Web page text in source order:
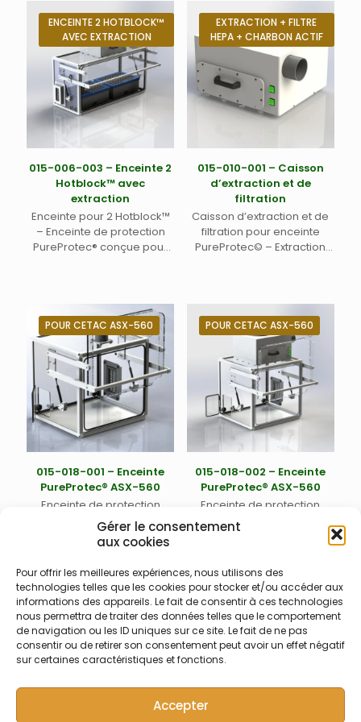
Gérer le consentement
aux cookies
Pour offrir les meilleures expériences, nous utilisons des
technologies telles que les cookies pour stocker et/ou accéder aux
informations des appareils. Le fait de consentir à ces technologies
nous permettra de traiter des données telles que le comportement
de navigation ou les ID uniques sur ce site. Le fait de ne pas
consentir ou de retirer son consentement peut avoir un effet négatif
sur certaines caractéristiques et fonctions.
Accepter
mm) : 1200 x 480 x 620.
Mode porte :
basculante+débordante
avec sortie 100 mm. Position
du filtre HEPA d’entrée d’air
à l’arrière gauche.
ENCEINTE 2 HOTBLOCK™
AVEC EXTRACTION
015-006-003 – Enceinte 2
Hotblock™ avec
extraction
Enceinte pour 2 Hotblock™
– Enceinte de protection
PureProtec® conçue pour
fournis). Dimensions
internes (LxPxH mm) : 1200 x
480 x 620. Mode porte :
basculante+débordante
avec sortie ventilée filtrée
Position du filtre HEPA
d’entrée d’air sur la face
gauche.
EXTRACTION + FILTRE
HEPA + CHARBON ACTIF
015-010-001 – Caisson
d’extraction et de
filtration
Caisson d’extraction et de
filtration pour enceinte
PureProtec© – Extraction
métal. Se positionne sur
toute enceinte PureProtec 5
de dimensions supérieures
à 550 x 500 en largeur et
profondeur. Livré avec filtre
HEPA 13 + charbon actif 300
x 300 mm et ventilateur 885
m³/h (015-100-041) –
Éclairage par LED IP68 –
Sortie tube PVC 100 mm
max; 62 dB.
POUR CETAC ASX-560
015-018-001 – Enceinte
PureProtec® ASX-560
Enceinte de protection
PureProtec® pour passeur
automatique ASX-560
Teledyne Cetac –
Dimensions (LxPxH mm)
650x580x620 – Environ 43
kg – avec porte
basculante-débordante
avec raidisseurs
transparents horizontaux et
verticaux. Entrée filtre
accès arrière gauche –
Parois et porte latérale en
POUR CETAC ASX-560
015-018-002 – Enceinte
PureProtec® ASX-560
Enceinte de protection
PureProtec® pour passeur
automatique ASX-560
Dimensions (LxPxH mm)
650x580x620 – Environ 58
kg – avec porte
basculante-débordante
avec raidisseurs
transparents horizontaux et
verticaux. Entrée filtre
accès arrière gauche –
Parois et porte latérale en
1 2 3